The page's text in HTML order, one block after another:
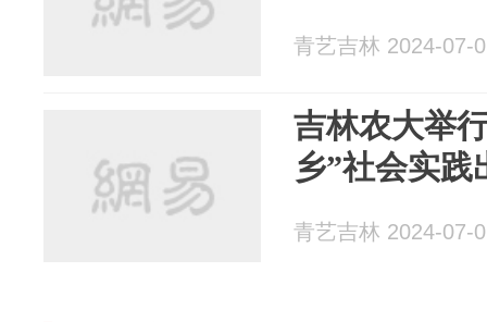
青艺吉林 2024-07-
吉林农大举
乡”社会实践
青艺吉林 2024-07-